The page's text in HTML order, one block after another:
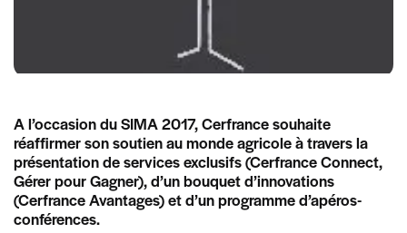
A l’occasion du SIMA 2017, Cerfrance souhaite
réaffirmer son soutien au monde agricole à travers la
présentation de services exclusifs (Cerfrance Connect,
Gérer pour Gagner), d’un bouquet d’innovations
(Cerfrance Avantages) et d’un programme d’apéros-
conférences.